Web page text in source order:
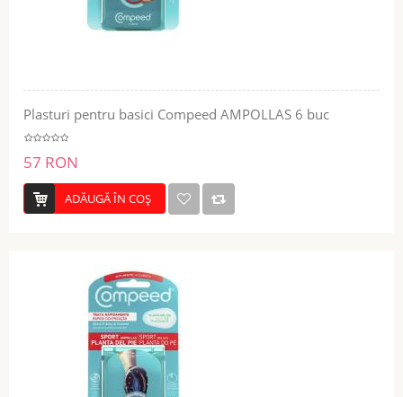
Plasturi pentru basici Compeed AMPOLLAS 6 buc
57 RON
ADĂUGĂ ÎN COŞ